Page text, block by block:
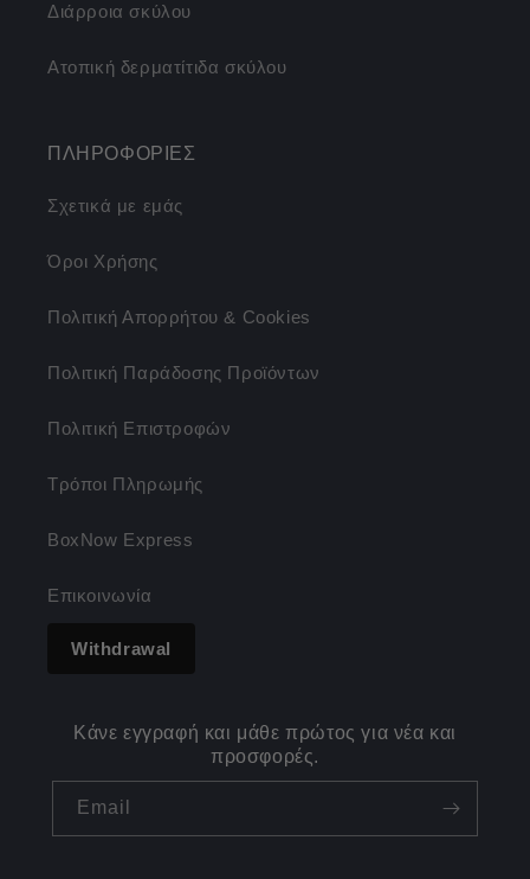
Διάρροια σκύλου
Ατοπική δερματίτιδα σκύλου
ΠΛΗΡΟΦΟΡΙΕΣ
Σχετικά με εμάς
Όροι Χρήσης
Πολιτική Απορρήτου & Cookies
Πολιτική Παράδοσης Προϊόντων
Πολιτική Επιστροφών
Τρόποι Πληρωμής
BoxNow Express
Επικοινωνία
Withdrawal
Κάνε εγγραφή και μάθε πρώτος για νέα και
προσφορές.
Email